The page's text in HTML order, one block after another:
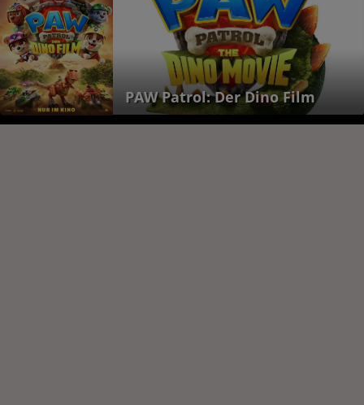
PAW Patrol: Der Dino Film